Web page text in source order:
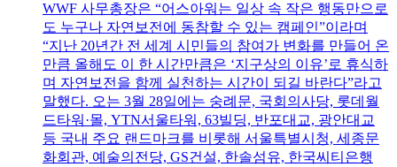
WWF 사무총장은 “어스아워는 일상 속 작은 행동만으로
도 누구나 자연보전에 동참할 수 있는 캠페인”이라며
“지난 20년간 전 세계 시민들의 참여가 변화를 만들어 온
만큼 올해도 이 한 시간만큼은 ‘지구상의 이유’로 휴식하
며 자연보전을 함께 실천하는 시간이 되길 바란다”라고
말했다. 오는 3월 28일에는 숭례문, 국회의사당, 롯데월
드타워·몰, YTN서울타워, 63빌딩, 반포대교, 광안대교
등 국내 주요 랜드마크를 비롯해 서울특별시청, 세종문
화회관, 예술의전당, GS건설, 한솔섬유, 한국씨티은행